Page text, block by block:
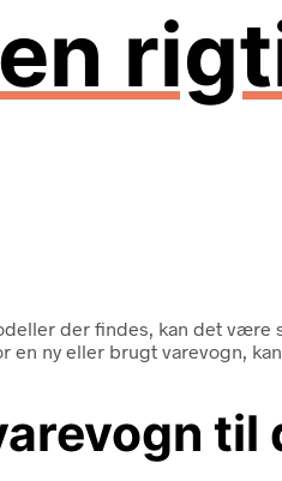
der findes, kan det være
en ny eller brugt varevogn,
til